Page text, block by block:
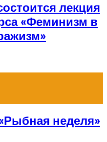
лекция
«Феминизм в
неделя»